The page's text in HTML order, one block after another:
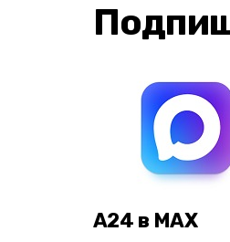
А24 в MAX